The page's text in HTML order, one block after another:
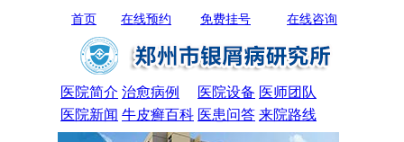
首页 在线咨询
免费挂号
在线预约
医院简介 治愈病例 医院设备 医师团队
医院新闻 牛皮癣百科 医患问答 来院路线